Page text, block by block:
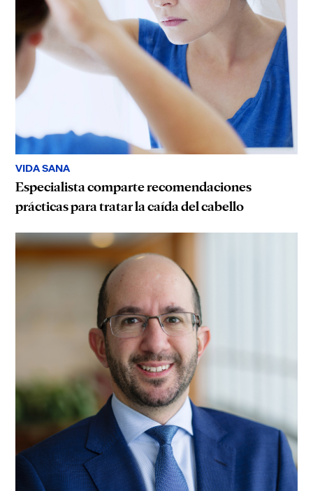
VIDA SANA
Especialista comparte recomendaciones
prácticas para tratar la caída del cabello